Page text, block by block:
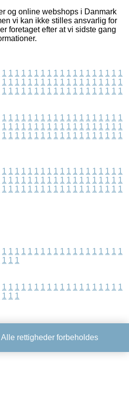
og online webshops i Danmark
vi kan ikke stilles ansvarlig for
foretaget efter at vi sidste gang
1 1 1 1 1 1 1 1 1 1 1 1 1 1 1 1 1 1 1
1 1 1 1 1 1 1 1 1 1 1 1 1 1 1 1 1 1 1
1 1 1 1 1 1 1 1 1 1 1 1 1 1 1 1 1 1 1
1 1 1 1 1 1 1 1 1 1 1 1 1 1 1 1 1 1 1
1 1 1 1 1 1 1 1 1 1 1 1 1 1 1 1 1 1 1
1 1 1 1 1 1 1 1 1 1 1 1 1 1 1 1 1 1 1
1 1 1 1 1 1 1 1 1 1 1 1 1 1 1 1 1 1 1
1 1 1 1 1 1 1 1 1 1 1 1 1 1 1 1 1 1 1
1 1 1 1 1 1 1 1 1 1 1 1 1 1 1 1 1 1 1
1 1 1 1 1 1 1 1 1 1 1 1 1 1 1 1 1 1 1
1 1 1
1 1 1 1 1 1 1 1 1 1 1 1 1 1 1 1 1 1 1
1 1 1
Alle rettigheder forbeholdes